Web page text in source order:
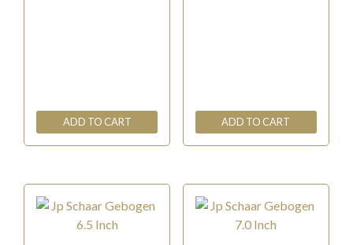
ADD TO CART ADD TO CART